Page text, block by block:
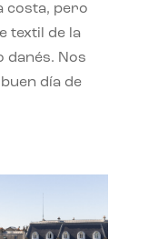
costa, pero
textil de la
danés. Nos
día de